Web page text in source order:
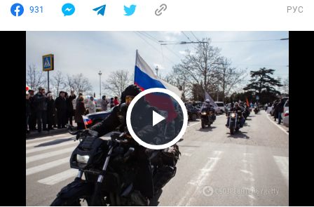
931 РУС
Play Video